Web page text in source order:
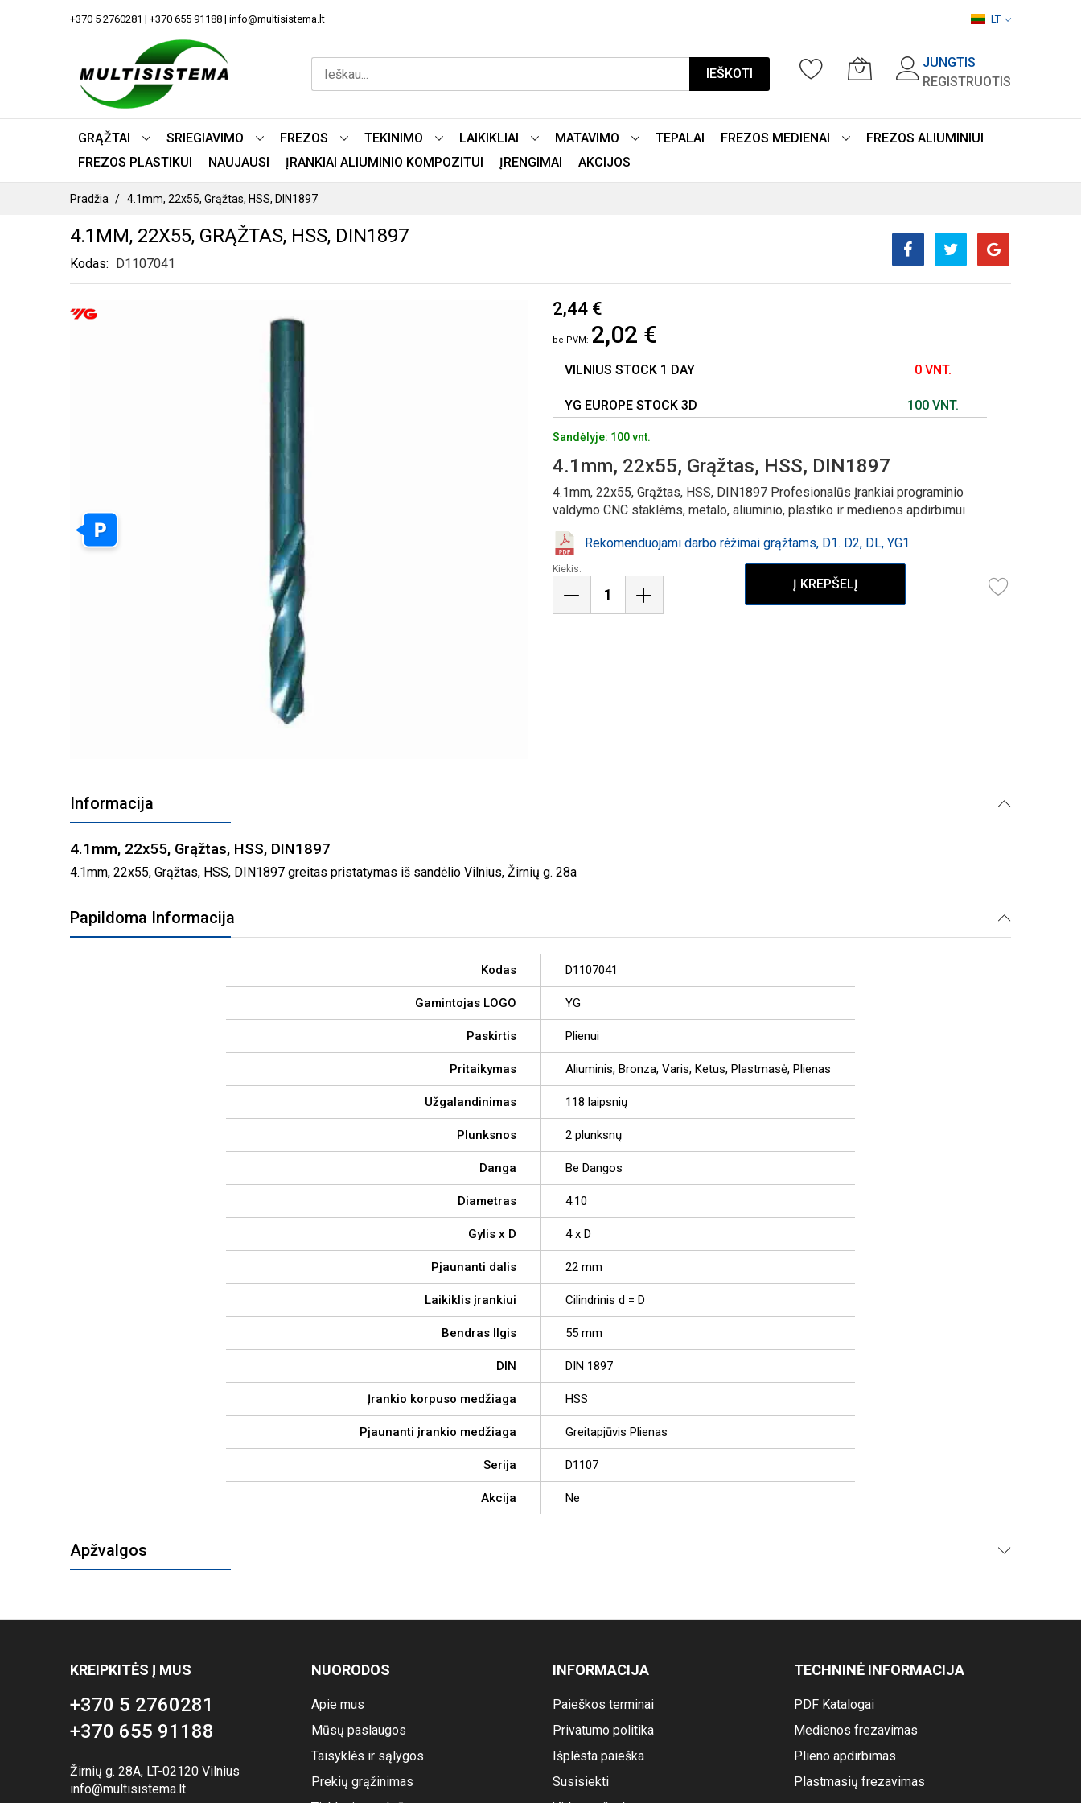
+370 5 2760281 | +370 655 91188 | info@multisistema.lt LT
IEŠKOTI
JUNGTIS
REGISTRUOTIS
GRĄŽTAI SRIEGIAVIMO FREZOS TEKINIMO LAIKIKLIAI MATAVIMO TEPALAI FREZOS MEDIENAI
FREZOS ALIUMINIUI
FREZOS PLASTIKUI
NAUJAUSI ĮRANKIAI ALIUMINIO KOMPOZITUI ĮRENGIMAI AKCIJOS
Pradžia 4.1mm, 22x55, Grąžtas, HSS, DIN1897
4.1MM, 22X55, GRĄŽTAS, HSS, DIN1897
Kodas D1107041
PEREITI
P
PAVEIKSLĖLIŲ
GALERIJOS
2,44 €
2,02 €
VILNIUS STOCK 1 DAY 0 VNT.
YG EUROPE STOCK 3D 100 VNT.
Sandėlyje: 100 vnt.
4.1mm, 22x55, Grąžtas, HSS, DIN1897
4.1mm, 22x55, Grąžtas, HSS, DIN1897 Profesionalūs Įrankiai programinio
valdymo CNC staklėms, metalo, aliuminio, plastiko ir medienos apdirbimui
Rekomenduojami darbo rėžimai grąžtams, D1. D2, DL, YG1
Kiekis:
Į KREPŠELĮ
Informacija
4.1mm, 22x55, Grąžtas, HSS, DIN1897
4.1mm, 22x55, Grąžtas, HSS, DIN1897 greitas pristatymas iš sandėlio Vilnius, Žirnių g. 28a
Papildoma Informacija
Kodas D1107041
Gamintojas LOGO YG
Paskirtis Plienui
Pritaikymas Aliuminis, Bronza, Varis, Ketus, Plastmasė, Plienas
Užgalandinimas 118 laipsnių
Plunksnos 2 plunksnų
Danga Be Dangos
Diametras 4.10
Gylis x D 4 x D
Pjaunanti dalis 22 mm
Laikiklis įrankiui Cilindrinis d = D
Bendras Ilgis 55 mm
DIN DIN 1897
Įrankio korpuso medžiaga HSS
Pjaunanti įrankio medžiaga Greitapjūvis Plienas
Serija D1107
Akcija Ne
Apžvalgos
KREIPKITĖS Į MUS
+370 5 2760281
+370 655 91188
Žirnių g. 28A, LT-02120 Vilnius
info@multisistema.lt
NUORODOS
Apie mus
Mūsų paslaugos
Taisyklės ir sąlygos
Prekių grąžinimas
INFORMACIJA
Paieškos terminai
Privatumo politika
Išplėsta paieška
Susisiekti
TECHNINĖ INFORMACIJA
PDF Katalogai
Medienos frezavimas
Plieno apdirbimas
Plastmasių frezavimas